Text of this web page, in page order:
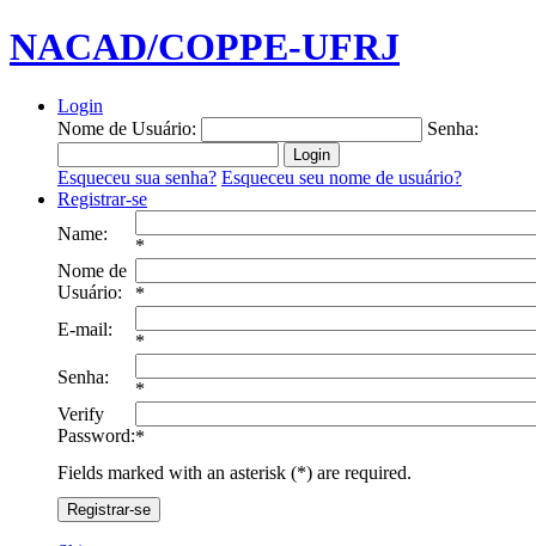
NACAD/COPPE-UFRJ
Login
Nome de Usuário:
Senha:
Esqueceu sua senha? Esqueceu seu nome de usuário?
Registrar-se
Name:
*
Nome de
Usuário:
*
E-mail:
*
Senha:
*
Verify
Password:*
Fields marked with an asterisk (*) are required.
Registrar-se